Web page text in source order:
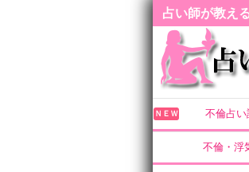
占い師が教え
ＮＥＷ 不倫占い
不倫・浮